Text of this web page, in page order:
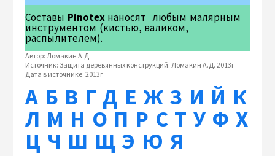
Составы Pinotexнаносят любым малярным
инструментом (кистью, валиком,
распылителем).
Автор: Ломакин А.Д.
Источник: Защита деревянных конструкций. Ломакин А.Д. 2013г
Дата в источнике: 2013г
А Б В Г Д Е Ж З И Й К
Л М Н О П Р С Т У Ф Х
Ц Ч Ш Щ Э Ю Я